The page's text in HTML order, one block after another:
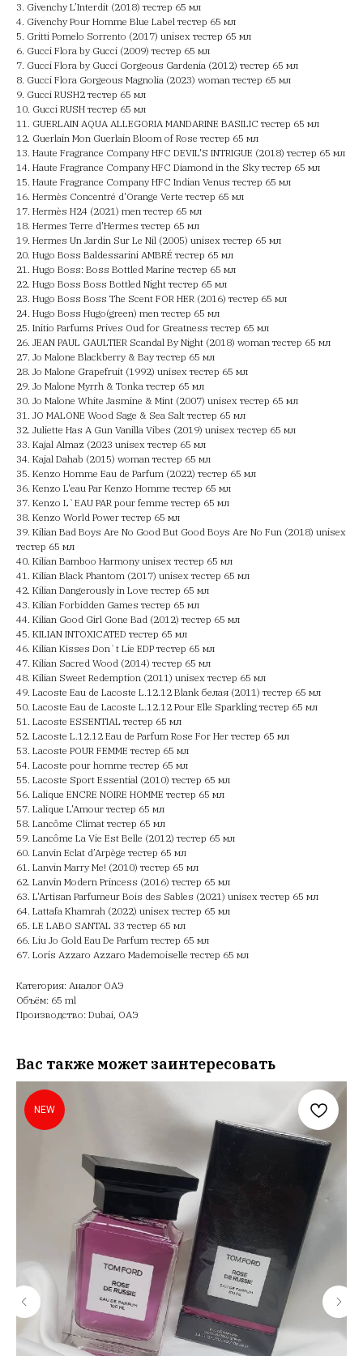
3. Givenchy L’Interdit (2018) тестер 65 мл
4. Givenchy Pour Homme Blue Label тестер 65 мл
5. Gritti Pomelo Sorrento (2017) unisex тестер 65 мл
6. Gucci Flora by Gucci (2009) тестер 65 мл
7. Gucci Flora by Gucci Gorgeous Gardenia (2012) тестер 65 мл
8. Gucci Flora Gorgeous Magnolia (2023) woman тестер 65 мл
9. Gucci RUSH2 тестер 65 мл
10. Gucci RUSH тестер 65 мл
11. GUERLAIN AQUA ALLEGORIA MANDARINE BASILIC тестер 65 мл
12. Guerlain Mon Guerlain Bloom of Rose тестер 65 мл
13. Haute Fragrance Company HFC DEVIL'S INTRIGUE (2018) тестер 65 мл
14. Haute Fragrance Company HFC Diamond in the Sky тестер 65 мл
15. Haute Fragrance Company HFC Indian Venus тестер 65 мл
16. Hermès Concentré d'Orange Verte тестер 65 мл
17. Hermès H24 (2021) men тестер 65 мл
18. Hermes Terre d'Hermes тестер 65 мл
19. Hermes Un Jardin Sur Le Nil (2005) unisex тестер 65 мл
20. Hugo Boss Baldessarini AMBRÉ тестер 65 мл
21. Hugo Boss: Boss Bottled Marine тестер 65 мл
22. Hugo Boss Boss Bottled Night тестер 65 мл
23. Hugo Boss Boss The Scent FOR HER (2016) тестер 65 мл
24. Hugo Boss Hugo(green) men тестер 65 мл
25. Initio Parfums Prives Oud for Greatness тестер 65 мл
26. JEAN PAUL GAULTIER Scandal By Night (2018) woman тестер 65 мл
27. Jo Malone Blackberry & Bay тестер 65 мл
28. Jo Malone Grapefruit (1992) unisex тестер 65 мл
29. Jo Malone Myrrh & Tonka тестер 65 мл
30. Jo Malone White Jasmine & Mint (2007) unisex тестер 65 мл
31. JO MALONE Wood Sage & Sea Salt тестер 65 мл
32. Juliette Has A Gun Vanilla Vibes (2019) unisex тестер 65 мл
33. Kajal Almaz (2023 unisex тестер 65 мл
34. Kajal Dahab (2015) woman тестер 65 мл
35. Kenzo Homme Eau de Parfum (2022) тестер 65 мл
36. Kenzo L'eau Par Kenzo Homme тестер 65 мл
37. Kenzo L`EAU PAR pour femme тестер 65 мл
38. Kenzo World Power тестер 65 мл
39. Kilian Bad Boys Are No Good But Good Boys Are No Fun (2018) unisex
тестер 65 мл
40. Kilian Bamboo Harmony unisex тестер 65 мл
41. Kilian Black Phantom (2017) unisex тестер 65 мл
42. Kilian Dangerously in Love тестер 65 мл
43. Kilian Forbidden Games тестер 65 мл
44. Kilian Good Girl Gone Bad (2012) тестер 65 мл
45. KILIAN INTOXICATED тестер 65 мл
46. Kilian Kisses Don`t Lie EDP тестер 65 мл
47. Kilian Sacred Wood (2014) тестер 65 мл
48. Kilian Sweet Redemption (2011) unisex тестер 65 мл
49. Lacoste Eau de Lacoste L.12.12 Blank белая (2011) тестер 65 мл
50. Lacoste Eau de Lacoste L.12.12 Pour Elle Sparkling тестер 65 мл
51. Lacoste ESSENTIAL тестер 65 мл
52. Lacoste L.12.12 Eau de Parfum Rose For Her тестер 65 мл
53. Lacoste POUR FEMME тестер 65 мл
54. Lacoste pour homme тестер 65 мл
55. Lacoste Sport Essential (2010) тестер 65 мл
56. Lalique ENCRE NOIRE HOMME тестер 65 мл
57. Lalique L'Amour тестер 65 мл
58. Lancôme Climat тестер 65 мл
59. Lancôme La Vie Est Belle (2012) тестер 65 мл
60. Lanvin Eclat d’Arpège тестер 65 мл
61. Lanvin Marry Me! (2010) тестер 65 мл
62. Lanvin Modern Princess (2016) тестер 65 мл
63. L'Artisan Parfumeur Bois des Sables (2021) unisex тестер 65 мл
64. Lattafa Khamrah (2022) unisex тестер 65 мл
65. LE LABO SANTAL 33 тестер 65 мл
66. Liu Jo Gold Eau De Parfum тестер 65 мл
67. Loris Azzaro Azzaro Mademoiselle тестер 65 мл
Категория: Аналог ОАЭ
Объём: 65 ml
Производство: Dubai, ОАЭ
Вас также может заинтересовать
NEW